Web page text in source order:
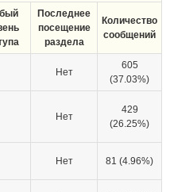
Последнее
посещение
раздела
Количество
сообщений
Нет
605
(37.03%)
Нет
429
(26.25%)
Нет 81 (4.96%)